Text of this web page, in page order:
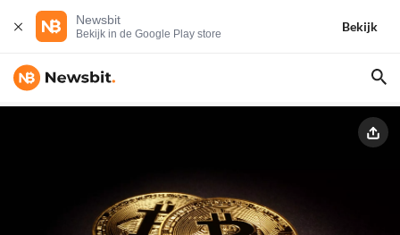
Newsbit
Bekijk in de Google Play store
Bekijk